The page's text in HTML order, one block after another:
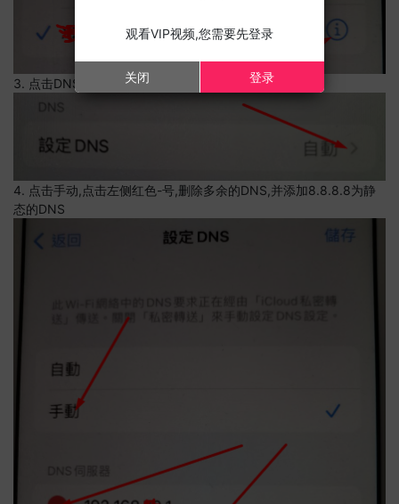
3. 点击DNS设置
4. 点击手动,点击左侧红色-号,删除多余的DNS,并添加8.8.8.8为静
态的DNS
观看VIP视频,您需要先登录
关闭 登录